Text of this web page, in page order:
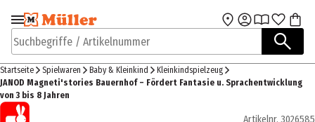
Zur Navigation
springen
Zum Hauptinhalt
Suchbegriffe / Artikelnummer
Startseite Spielwaren Baby & Kleinkind
Kleinkindspielzeug
JANOD Magneti'stories Bauernhof – Fördert Fantasie u. Sprachentwicklung
von 3 bis 8 Jahren
Artikelnr. 3026585